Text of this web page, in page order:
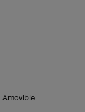
Amovible